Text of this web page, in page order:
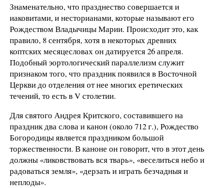
Знаменательно, что празднество совершается и
иаковитами, и несторианами, которые называют его
Рождеством Владычицы Марии. Происходит это, как
правило, 8 сентября, хотя в некоторых древних
коптских месяцесловах он датируется 26 апреля.
Подобный эортологический параллелизм служит
признаком того, что праздник появился в Восточной
Церкви до отделения от нее многих еретических
течений, то есть в V столетии.
Для святого Андрея Критского, составившего на
праздник два слова и канон (около 712 г.), Рождество
Богородицы является праздником большой
торжественности. В каноне он говорит, что в этот день
должны «ликовствовать вся тварь», «веселиться небо и
радоваться земля», «дерзать и играть безчадныя и
неплоды».